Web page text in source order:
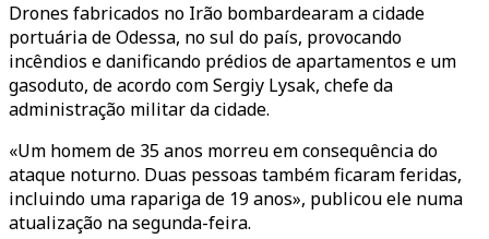
Drones fabricados no Irão bombardearam a cidade
portuária de Odessa, no sul do país, provocando
incêndios e danificando prédios de apartamentos e um
gasoduto, de acordo com Sergiy Lysak, chefe da
administração militar da cidade.
«Um homem de 35 anos morreu em consequência do
ataque noturno. Duas pessoas também ficaram feridas,
incluindo uma rapariga de 19 anos», publicou ele numa
atualização na segunda-feira.